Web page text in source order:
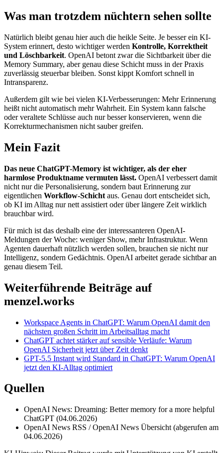
Was man trotzdem nüchtern sehen sollte
Natürlich bleibt genau hier auch die heikle Seite. Je besser ein KI-
System erinnert, desto wichtiger werden Kontrolle, Korrektheit
und Löschbarkeit. OpenAI betont zwar die Sichtbarkeit über die
Memory Summary, aber genau diese Schicht muss in der Praxis
zuverlässig steuerbar bleiben. Sonst kippt Komfort schnell in
Intransparenz.
Außerdem gilt wie bei vielen KI-Verbesserungen: Mehr Erinnerung
heißt nicht automatisch mehr Wahrheit. Ein System kann falsche
oder veraltete Schlüsse auch nur besser konservieren, wenn die
Korrekturmechanismen nicht sauber greifen.
Mein Fazit
Das neue ChatGPT-Memory ist wichtiger, als der eher
harmlose Produktname vermuten lässt. OpenAI verbessert damit
nicht nur die Personalisierung, sondern baut Erinnerung zur
eigentlichen Workflow-Schicht aus. Genau dort entscheidet sich,
ob KI im Alltag nur nett assistiert oder über längere Zeit wirklich
brauchbar wird.
Für mich ist das deshalb eine der interessanteren OpenAI-
Meldungen der Woche: weniger Show, mehr Infrastruktur. Wenn
Agenten dauerhaft nützlich werden sollen, brauchen sie nicht nur
Intelligenz, sondern Gedächtnis. OpenAI arbeitet gerade sichtbar an
genau diesem Teil.
Weiterführende Beiträge auf
menzel.works
Workspace Agents in ChatGPT: Warum OpenAI damit den
nächsten großen Schritt im Arbeitsalltag macht
ChatGPT achtet stärker auf sensible Verläufe: Warum
OpenAI Sicherheit jetzt über Zeit denkt
GPT-5.5 Instant wird Standard in ChatGPT: Warum OpenAI
jetzt den KI-Alltag optimiert
Quellen
OpenAI News: Dreaming: Better memory for a more helpful
ChatGPT (04.06.2026)
OpenAI News RSS / OpenAI News Übersicht (abgerufen am
04.06.2026)